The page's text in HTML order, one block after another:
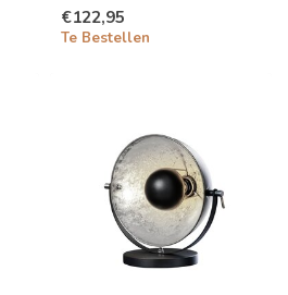
€122,95
Te Bestellen